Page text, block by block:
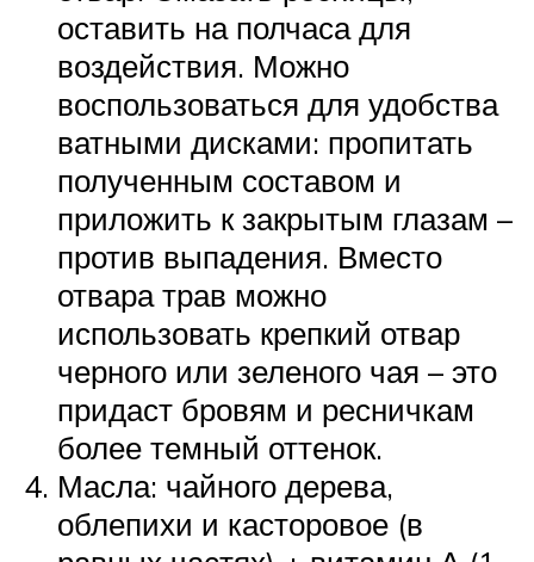
оставить на полчаса для
воздействия. Можно
воспользоваться для удобства
ватными дисками: пропитать
полученным составом и
приложить к закрытым глазам –
против выпадения. Вместо
отвара трав можно
использовать крепкий отвар
черного или зеленого чая – это
придаст бровям и ресничкам
более темный оттенок.
Масла: чайного дерева,
облепихи и касторовое (в